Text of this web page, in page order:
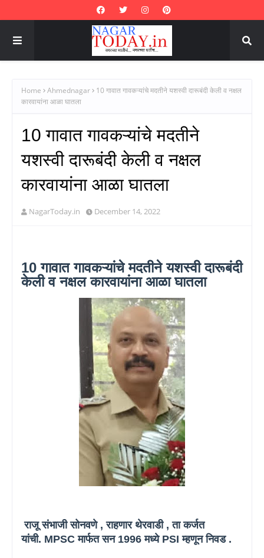
Home Ahmednagar
10 गावात गावकऱ्यांचे मदतीने यशस्वी दारूबंदी केली व नक्षल
कारवायांना आळा घातला
10 गावात गावकऱ्यांचे मदतीने
यशस्वी दारूबंदी केली व नक्षल
कारवायांना आळा घातला
NagarToday.in December 14, 2022
10 गावात गावकऱ्यांचे मदतीने यशस्वी दारूबंदी
केली व नक्षल कारवायांना आळा घातला
राजू संभाजी सोनवणे , राहणार थेरवाडी , ता कर्जत
यांची. MPSC मार्फत सन 1996 मध्ये PSI म्हणून निवड .